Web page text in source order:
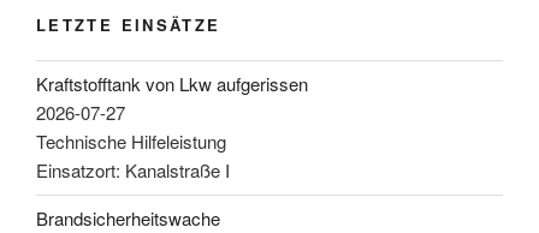
LETZTE EINSÄTZE
Kraftstofftank von Lkw aufgerissen
2026-07-27
Technische Hilfeleistung
Einsatzort: Kanalstraße I
Brandsicherheitswache